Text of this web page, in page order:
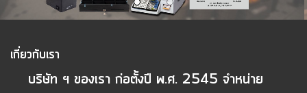
เกี่ยวกับเรา
บริษัท ฯ ของเรา ก่อตั้งปี พ.ศ. 2545 จำหน่าย